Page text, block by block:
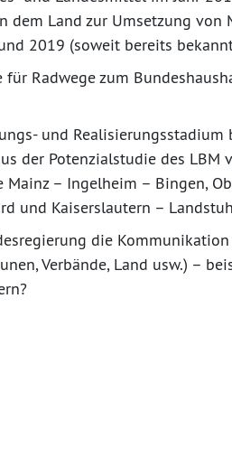
dem Land zur Umsetzung von
2019 (soweit bereits
Radwege zum
und
der Potenzialstudie des LBM
– Ingelheim – Bingen,
und Kaiserslautern –
die
Verbände, Land usw.) –